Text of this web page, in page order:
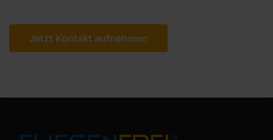
Jetzt Kontakt aufnehmen